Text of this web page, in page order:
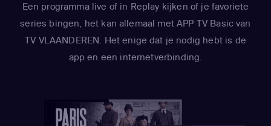
Een programma live of in Replay kijken of je favoriete
series bingen, het kan allemaal met APP TV Basic van
TV VLAANDEREN. Het enige dat je nodig hebt is de
app en een internetverbinding.